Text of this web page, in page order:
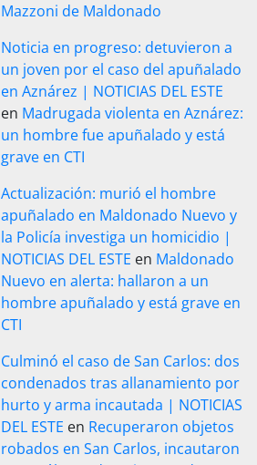
Mazzoni de Maldonado
Noticia en progreso: detuvieron a
un joven por el caso del apuñalado
en Aznárez | NOTICIAS DEL ESTE
en Madrugada violenta en Aznárez:
un hombre fue apuñalado y está
grave en CTI
Actualización: murió el hombre
apuñalado en Maldonado Nuevo y
la Policía investiga un homicidio |
NOTICIAS DEL ESTE en Maldonado
Nuevo en alerta: hallaron a un
hombre apuñalado y está grave en
CTI
Culminó el caso de San Carlos: dos
condenados tras allanamiento por
hurto y arma incautada | NOTICIAS
DEL ESTE en Recuperaron objetos
robados en San Carlos, incautaron